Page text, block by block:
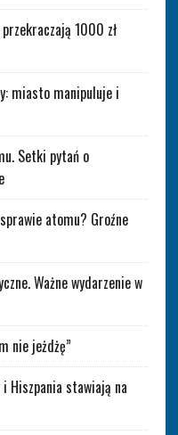
1000 zł
miasto manipuluje i
Setki pytań o
atomu? Groźne
Ważne wydarzenie w
nie jeżdżę”
i Hiszpania stawiają na